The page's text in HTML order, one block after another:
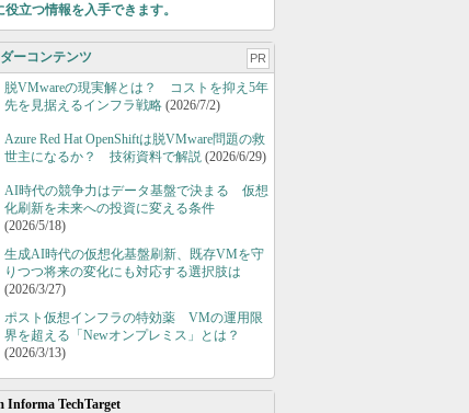
役立つ情報を入手できます。
ーコンテンツ PR
脱VMwareの現実解とは？ コストを抑え5年
先を見据えるインフラ戦略 (2026/7/2)
Azure Red Hat OpenShiftは脱VMware問題の救
世主になるか？ 技術資料で解説 (2026/6/29)
AI時代の競争力はデータ基盤で決まる 仮想
化刷新を未来への投資に変える条件
(2026/5/18)
生成AI時代の仮想化基盤刷新、既存VMを守
りつつ将来の変化にも対応する選択肢は
(2026/3/27)
ポスト仮想インフラの特効薬 VMの運用限
界を超える「Newオンプレミス」とは？
(2026/3/13)
Informa TechTarget